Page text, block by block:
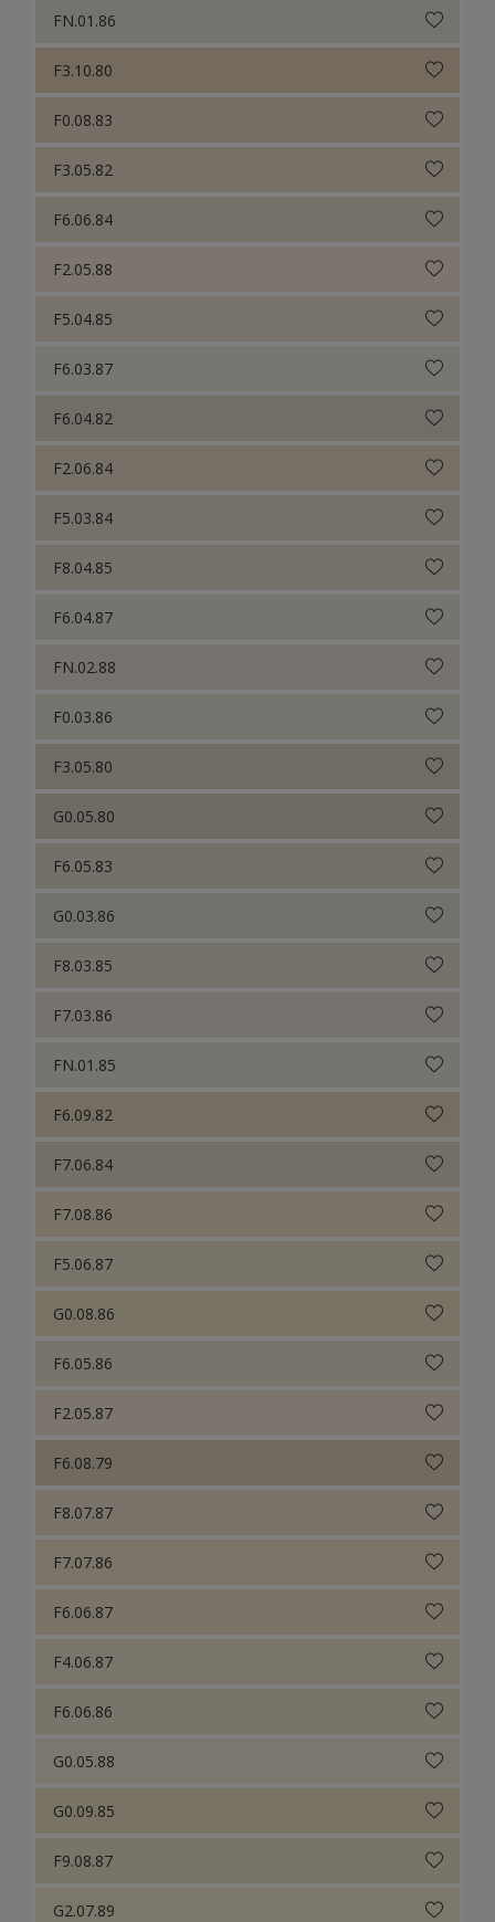
FN.01.86
F3.10.80
F0.08.83
F3.05.82
F6.06.84
F2.05.88
F5.04.85
F6.03.87
F6.04.82
F2.06.84
F5.03.84
F8.04.85
F6.04.87
FN.02.88
F0.03.86
F3.05.80
G0.05.80
F6.05.83
G0.03.86
F8.03.85
F7.03.86
FN.01.85
F6.09.82
F7.06.84
F7.08.86
F5.06.87
G0.08.86
F6.05.86
F2.05.87
F6.08.79
F8.07.87
F7.07.86
F6.06.87
F4.06.87
F6.06.86
G0.05.88
G0.09.85
F9.08.87
G2.07.89